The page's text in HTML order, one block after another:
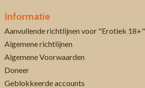
Informatie
Aanvullende richtlijnen voor "Erotiek 18+"
Algemene richtlijnen
Algemene Voorwaarden
Doneer
Geblokkeerde accounts